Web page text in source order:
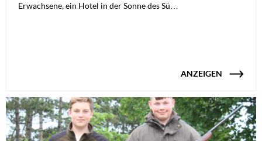
Erwachsene, ein Hotel in der Sonne des Sü…
ANZEIGEN